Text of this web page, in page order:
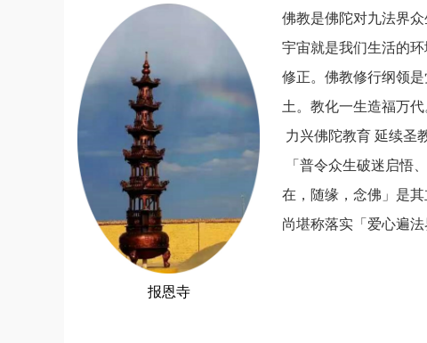
报恩寺
佛教是佛陀对九法界
宇宙就是我们生活的
修正。佛教修行纲领
土。教化一生造福万代
力兴佛陀教育 延续圣
「普令众生破迷启悟
在，随缘，念佛」是
尚堪称落实「爱心遍